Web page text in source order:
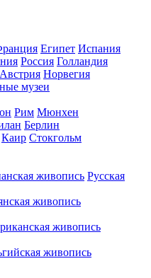
Египет Испания
Россия Голландия
Австрия Норвегия
музеи
Рим Мюнхен
Берлин
Каир Стокгольм
живопись Русская
живопись
живопись
живопись